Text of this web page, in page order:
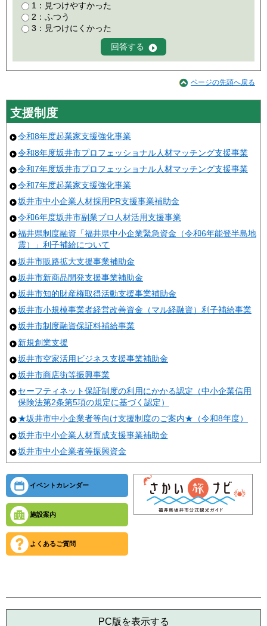
1：見つけやすかった
2：ふつう
3：見つけにくかった
ページの先頭へ戻る
支援制度
令和8年度起業家支援強化事業
令和8年度坂井市プロフェッショナル人材マッチング支援事業
令和7年度坂井市プロフェッショナル人材マッチング支援事業
令和7年度起業家支援強化事業
坂井市中小企業人材採用PR支援事業補助金
令和6年度坂井市副業プロ人材活用支援事業
福井県制度融資「福井県中小企業緊急資金（令和6年能登半島地
震）」利子補給について
坂井市販路拡大支援事業補助金
坂井市新商品開発支援事業補助金
坂井市知的財産権取得活動支援事業補助金
坂井市小規模事業者経営改善資金（マル経融資）利子補給事業
坂井市制度融資保証料補給事業
新規創業支援
坂井市空家活用ビジネス支援事業補助金
坂井市商店街等振興事業
セーフティネット保証制度の利用にかかる認定（中小企業信用
保険法第2条第5項の規定に基づく認定）
★坂井市中小企業者等向け支援制度のご案内★（令和8年度）
坂井市中小企業人材育成支援事業補助金
坂井市中小企業者等振興資金
イベントカレンダー
施設案内
よくあるご質問
PC版を表示する